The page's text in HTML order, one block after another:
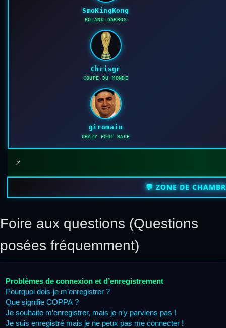
SmoKingKong
ROLAND-GARROS
Chrisgr
COUPE DU MONDE
giromain
CRAZY FOOT RACE
📌
💬 ZONE DE
Foire aux questions (Questions
posées fréquemment)
Problèmes de connexion et d’enregistrement
Pourquoi dois-je m’enregistrer ?
Que signifie COPPA ?
Je souhaite m’enregistrer, mais je n’y parviens pas !
Je suis enregistré mais je ne peux pas me connecter !